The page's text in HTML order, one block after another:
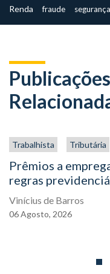
Renda
fraude
Publicações
Trabalhista Tributária
Prêmios a
regras
Vinícius de Barros
06Agosto, 2026